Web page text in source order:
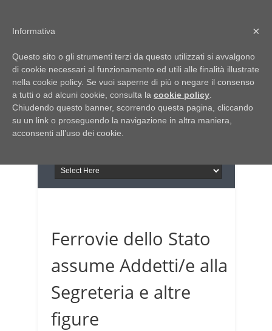
Italia Notizie
Giornale di Basilicata
Giornale di Puglia
INFORMAPUGLIA
Il portale n.1 del lavoro
in Puglia
Ferrovie dello Stato
assume Addetti/e alla
Segreteria e altre
figure
×
Informativa
Questo sito o gli strumenti terzi da questo utilizzati si avvalgono
di cookie necessari al funzionamento ed utili alle finalità illustrate
nella cookie policy. Se vuoi saperne di più o negare il consenso
a tutti o ad alcuni cookie, consulta la cookie policy
Chiudendo questo banner, scorrendo questa pagina, cliccando
su un link o proseguendo la navigazione in altra maniera,
acconsenti all’uso dei cookie.